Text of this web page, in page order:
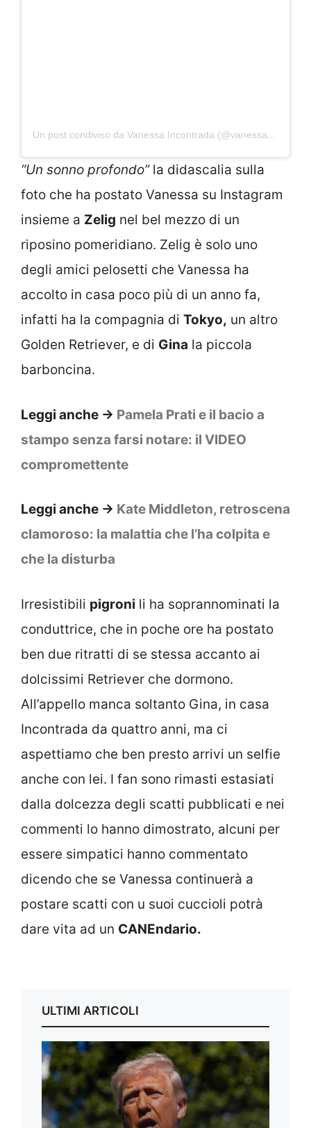
Un post condiviso da Vanessa Incontrada (@vanessa_incontrada)
“Un sonno profondo”la didascalia sulla
foto che ha postato Vanessa su Instagram
insieme a Zelig nel bel mezzo di un
riposino pomeridiano. Zelig è solo uno
degli amici pelosetti che Vanessa ha
accolto in casa poco più di un anno fa,
infatti ha la compagnia di Tokyo, un altro
Golden Retriever, e di Gina la piccola
barboncina.
Leggi anche -> Pamela Prati e il bacio a
stampo senza farsi notare: il VIDEO
compromettente
Leggi anche -> Kate Middleton, retroscena
clamoroso: la malattia che l’ha colpita e
che la disturba
Irresistibili pigroni li ha soprannominati la
conduttrice, che in poche ore ha postato
ben due ritratti di se stessa accanto ai
dolcissimi Retriever che dormono.
All’appello manca soltanto Gina, in casa
Incontrada da quattro anni, ma ci
aspettiamo che ben presto arrivi un selfie
anche con lei. I fan sono rimasti estasiati
dalla dolcezza degli scatti pubblicati e nei
commenti lo hanno dimostrato, alcuni per
essere simpatici hanno commentato
dicendo che se Vanessa continuerà a
postare scatti con u suoi cuccioli potrà
dare vita ad un CANEndario.
ULTIMI ARTICOLI